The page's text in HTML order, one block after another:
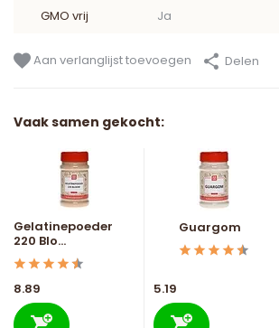
GMO vrij Ja
Aan verlanglijst toevoegen Delen
Vaak samen gekocht:
Gelatinepoeder
220 Blo...
8.89
Guargom
5.19